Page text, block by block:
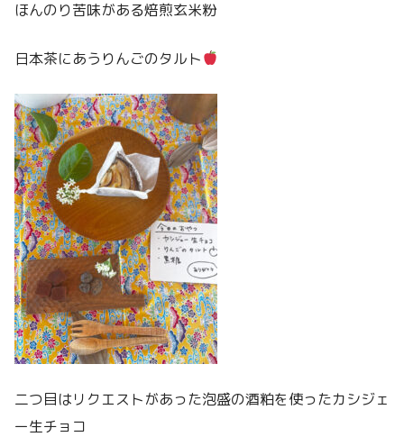
ほんのり苦味がある焙煎玄米粉
日本茶にあうりんごのタルト
二つ目はリクエストがあった泡盛の酒粕を使ったカシジェ
ー生チョコ